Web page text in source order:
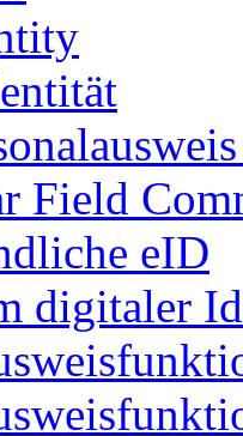
Field
eID
digitaler